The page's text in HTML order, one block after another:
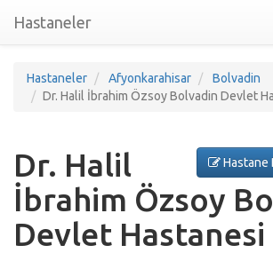
Hastaneler
Hastaneler Afyonkarahisar
Bolvadin
Dr. Halil İbrahim Özsoy Bolvadin Devlet
Hastane
Dr. Halil
İbrahim Özsoy
Devlet Hastanesi